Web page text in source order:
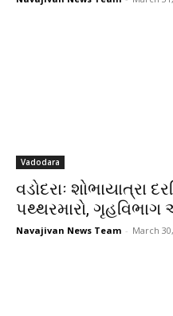
Vadodara
વડોદરાઃ શોભાયાત્રા
પથ્થરમારો,
Navajivan News Team - March